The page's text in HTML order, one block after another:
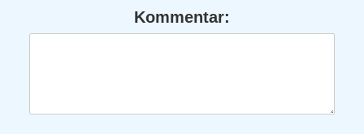
Kommentar: